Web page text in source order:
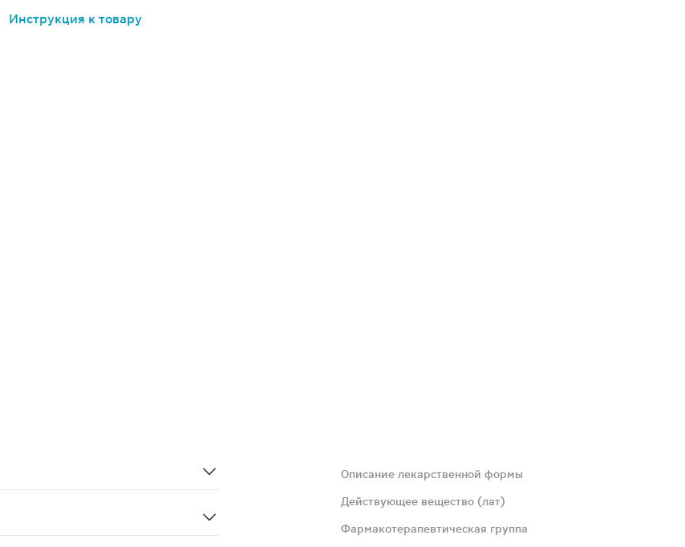
Инструкция к товару
Описание лекарственной формы
Действующее вещество (лат)
Фармакотерапевтическая группа